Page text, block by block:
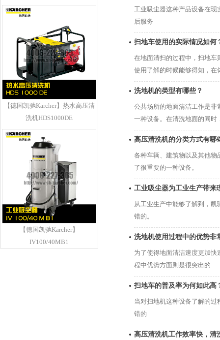
【德国凯驰Karcher】热水高压清
洗机HDS1000DE
【德国凯驰Karcher】
IV100/40MB1
工业吸尘器这种产品设备在
后服务
扫地车使用的实际情况如何
在地面清扫的过程中，扫地
使用了解的时候能够得知，在
洗地机的类型有哪些？
公共场所的地面清洁工作是
一种设备。在清洗地面的同时
高压清洗机的分类方式有哪
各种车辆、建筑物以及其他
了很重要的一种设备。
工业吸尘器为工业生产带来
从工业生产中能够了解到，
错的。
洗地机使用过程中的优势非
为了使得地面清洁速度更加
程中优势方面则是很突出的
扫地车的普及率为何如此高
当对扫地机这种设备了解的
错的
高压清洗机工作效率快，清